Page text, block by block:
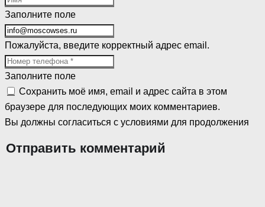
Заполните поле
Пожалуйста, введите корректный адрес email.
Заполните поле
Сохранить моё имя, email и адрес сайта в этом
браузере для последующих моих комментариев.
Вы должны согласиться с условиями для продолжения
Отправить комментарий